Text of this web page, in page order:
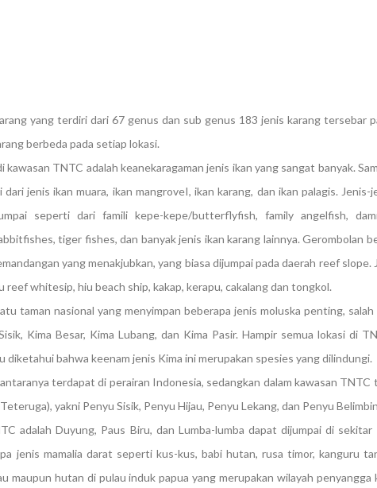
yang terdiri dari 67 genus dan sub genus 183 jenis karang tersebar
berbeda pada setiap lokasi.
TNTC adalah keanekaragaman jenis ikan yang sangat banyak.
jenis ikan muara, ikan mangroveI, ikan karang, dan ikan palagis. Jenis-
seperti dari famili kepe-kepe/butterflyfish, family angelfish,
tiger fishes, dan banyak jenis ikan karang lainnya. Gerombolan
yang menakjubkan, yang biasa dijumpai pada daerah reef slope.
reef whitesip, hiu beach ship, kakap, kerapu, cakalang dan tongkol.
taman nasional yang menyimpan beberapa jenis moluska penting,
Kima Besar, Kima Lubang, dan Kima Pasir. Hampir semua lokasi di
bahwa keenam jenis Kima ini merupakan spesies yang dilindungi.
terdapat di perairan Indonesia, sedangkan dalam kawasan TNTC
yakni Penyu Sisik, Penyu Hijau, Penyu Lekang, dan Penyu
adalah Duyung, Paus Biru, dan Lumba-lumba dapat dijumpai di sekitar
jenis mamalia darat seperti kus-kus, babi hutan, rusa timor, kanguru
maupun hutan di pulau induk papua yang merupakan wilayah penyangga